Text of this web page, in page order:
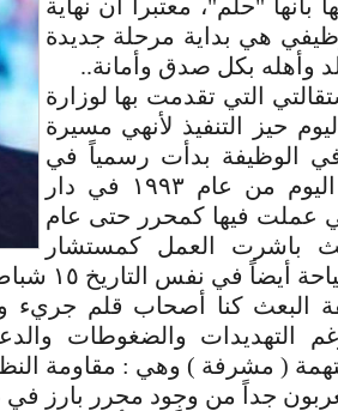
بأنها "حلم"، معتبرا أن نهاية
هي بداية مرحلة جديدة
وأهله بكل صدق وأمانة..
التي تقدمت بها لوزارة
حيز التنفيذ لأنهي مسيرة
في الوظيفة بدأت رسمياً في
مثل هذا اليوم من عام ١٩٩٣ في دار
عملت فيها كمحرر حتى عام
حيث باشرت العمل كمستشار
أيضاً في نفس التاريخ ١٥ شباط!
البعث كنا أصحاب قلم جريء
التهديدات والضغوطات
( مشرفة ) وهي : مقاومة
جداً من وجود محرر بارز